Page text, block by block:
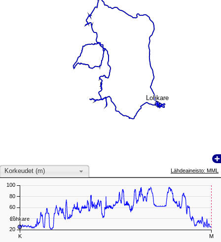
Lohkare
Lohkare
Lähdeaineisto: MML
Korkeudet (m)
K M
20
40
60
80
100
Lohkare
Lohkare